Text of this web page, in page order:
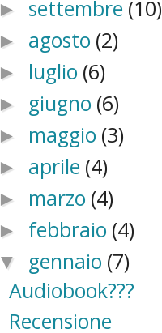
► settembre (10)
► agosto (2)
► luglio (6)
► giugno (6)
► maggio (3)
► aprile (4)
► marzo (4)
► febbraio (4)
▼ gennaio (7)
Audiobook???
Recensione